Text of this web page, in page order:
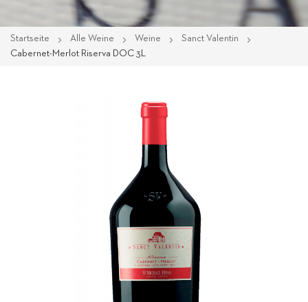
Startseite Alle Weine Weine
Sanct Valentin
Cabernet-Merlot Riserva DOC 3L